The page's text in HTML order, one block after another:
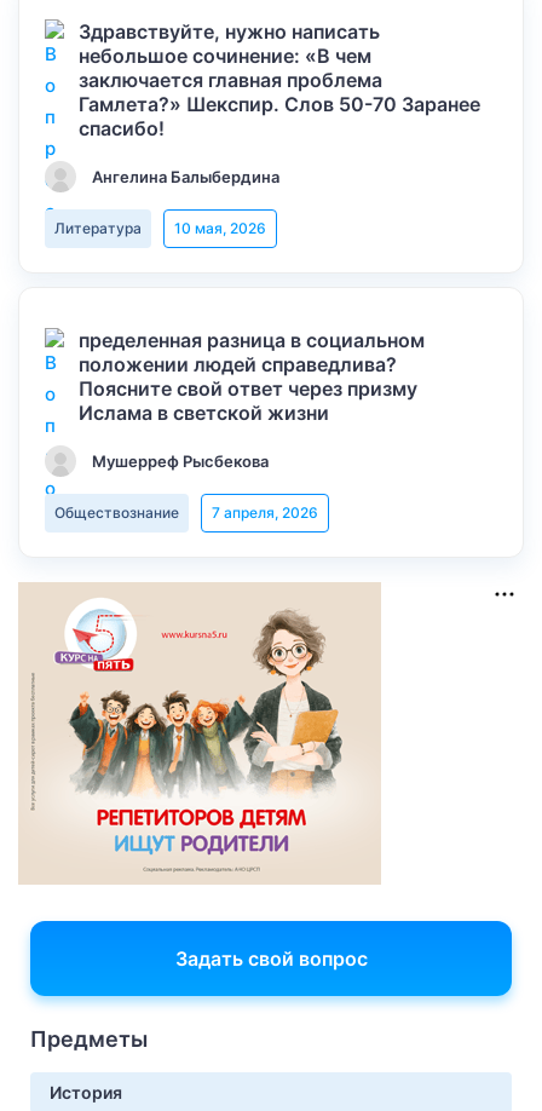
Здравствуйте, нужно написать
небольшое сочинение: «В чем
заключается главная проблема
Гамлета?» Шекспир. Слов 50-70 Заранее
спасибо!
Ангелина Балыбердина
Литература 10 мая, 2026
пределенная разница в социальном
положении людей справедлива?
Поясните свой ответ через призму
Ислама в светской жизни
Мушерреф Рысбекова
Обществознание 7 апреля, 2026
Задать свой вопрос
Предметы
История